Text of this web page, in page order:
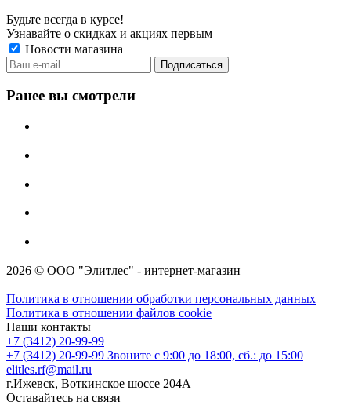
Будьте всегда в курсе!
Узнавайте о скидках и акциях первым
Новости магазина
Ранее вы смотрели
2026 © ООО "Элитлес" - интернет-магазин
Политика в отношении обработки персональных данных
Политика в отношении файлов cookie
Наши контакты
+7 (3412) 20-99-99
+7 (3412) 20-99-99 Звоните с 9:00 до 18:00, сб.: до 15:00
elitles.rf@mail.ru
г.Ижевск, Воткинское шоссе 204А
Оставайтесь на связи